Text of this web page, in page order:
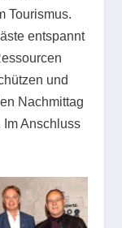
Tourismus.
entspannt
und
Nachmittag
Im Anschluss